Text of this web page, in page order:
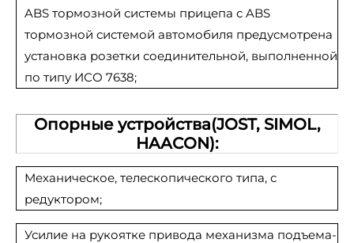
ABS тормозной системы прицепа с ABS
тормозной системой автомобиля предусмотрена
установка розетки соединительной, выполненной
по типу ИСО 7638;
Опорные устройства(JOST, SIMOL,
HAACON):
Механическое, телескопического типа, с
редуктором;
Усилие на рукоятке привода механизма подъема-